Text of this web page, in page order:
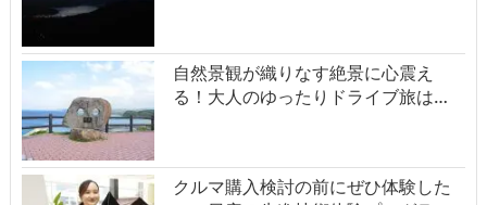
自然景観が織りなす絶景に心震え
る！大人のゆったりドライブ旅は…
クルマ購入検討の前にぜひ体験した